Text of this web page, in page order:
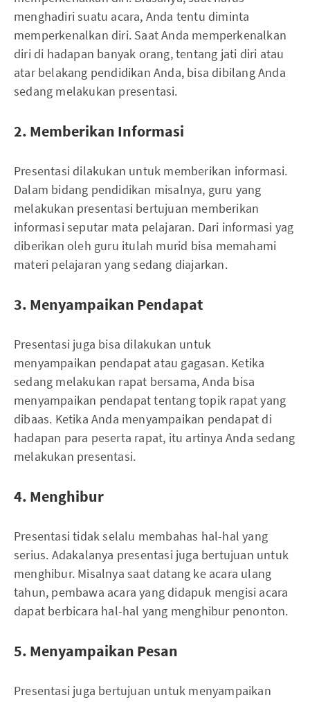
menghadiri suatu acara, Anda tentu diminta
memperkenalkan diri. Saat Anda memperkenalkan
diri di hadapan banyak orang, tentang jati diri atau
atar belakang pendidikan Anda, bisa dibilang Anda
sedang melakukan presentasi.
2. Memberikan Informasi
Presentasi dilakukan untuk memberikan informasi.
Dalam bidang pendidikan misalnya, guru yang
melakukan presentasi bertujuan memberikan
informasi seputar mata pelajaran. Dari informasi yag
diberikan oleh guru itulah murid bisa memahami
materi pelajaran yang sedang diajarkan.
3. Menyampaikan Pendapat
Presentasi juga bisa dilakukan untuk
menyampaikan pendapat atau gagasan. Ketika
sedang melakukan rapat bersama, Anda bisa
menyampaikan pendapat tentang topik rapat yang
dibaas. Ketika Anda menyampaikan pendapat di
hadapan para peserta rapat, itu artinya Anda sedang
melakukan presentasi.
4. Menghibur
Presentasi tidak selalu membahas hal-hal yang
serius. Adakalanya presentasi juga bertujuan untuk
menghibur. Misalnya saat datang ke acara ulang
tahun, pembawa acara yang didapuk mengisi acara
dapat berbicara hal-hal yang menghibur penonton.
5. Menyampaikan Pesan
Presentasi juga bertujuan untuk menyampaikan